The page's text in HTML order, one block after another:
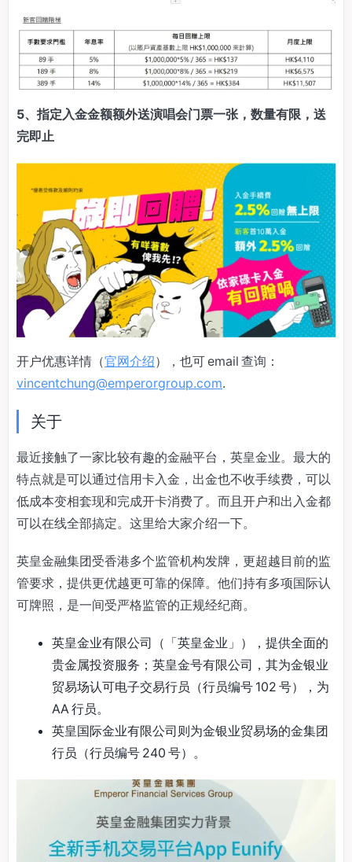
5、指定入金金额额外送演唱会门票一张，数量有限，送
完即止
开户优惠详情（官网介绍），也可 email 查询：
vincentchung@emperorgroup.com.
关于
最近接触了一家比较有趣的金融平台，英皇金业。最大的
特点就是可以通过信用卡入金，出金也不收手续费，可以
低成本变相套现和完成开卡消费了。而且开户和出入金都
可以在线全部搞定。这里给大家介绍一下。
英皇金融集团受香港多个监管机构发牌，更超越目前的监
管要求，提供更优越更可靠的保障。他们持有多项国际认
可牌照，是一间受严格监管的正规经纪商。
英皇金业有限公司（「英皇金业」），提供全面的
贵金属投资服务；英皇金号有限公司，其为金银业
贸易场认可电子交易行员（行员编号 102 号），为
AA 行员。
英皇国际金业有限公司则为金银业贸易场的金集团
行员（行员编号 240 号）。